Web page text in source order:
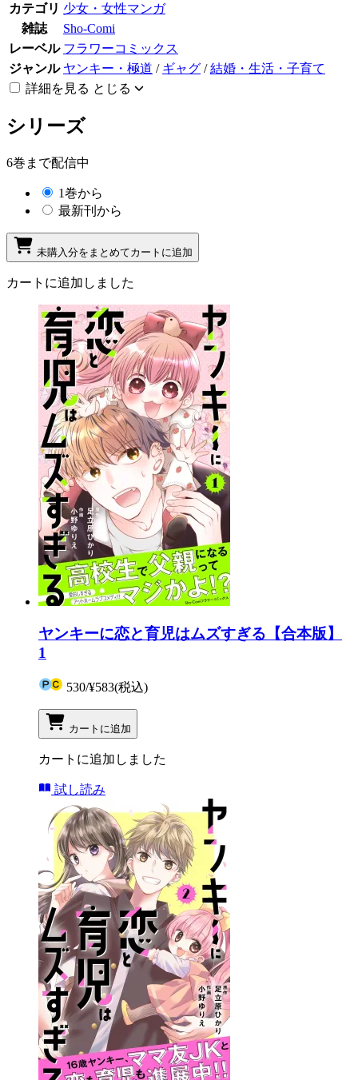
カテゴリ 少女・女性マンガ
雑誌
Sho-Comi
レーベル フラワーコミックス
ジャンル ヤンキー・極道 / ギャグ /結婚・生活・子育て
詳細を見る とじる
シリーズ
6巻まで配信中
1巻から
最新刊から
未購入分をまとめてカートに追加
カートに追加しました
ヤンキーに恋と育児はムズすぎる【合本版】
1
530/¥583(税込)
カートに追加
カートに追加しました
試し読み